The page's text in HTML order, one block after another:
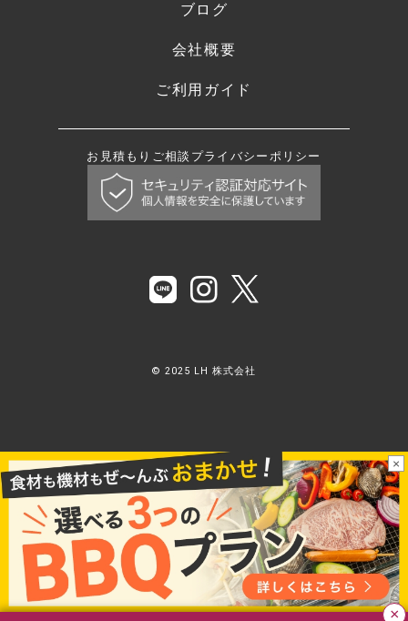
ブログ
会社概要
ご利用ガイド
お見積もり ご相談 プライバシーポリシー
© 2025 LH 株式会社
×
×